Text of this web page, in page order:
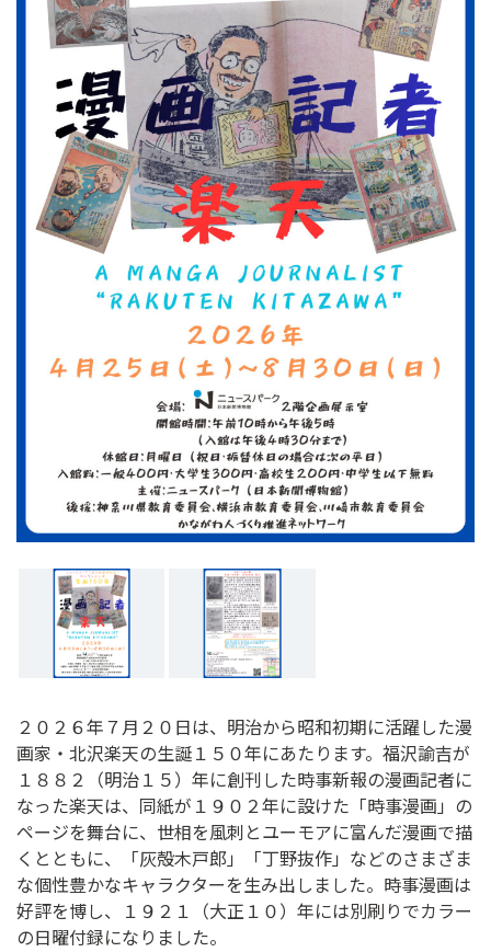
２０２６年７月２０日は、明治から昭和初期に活躍した漫
画家・北沢楽天の生誕１５０年にあたります。福沢諭吉が
１８８２（明治１５）年に創刊した時事新報の漫画記者に
なった楽天は、同紙が１９０２年に設けた「時事漫画」の
ページを舞台に、世相を風刺とユーモアに富んだ漫画で描
くとともに、「灰殻木戸郎」「丁野抜作」などのさまざま
な個性豊かなキャラクターを生み出しました。時事漫画は
好評を博し、１９２１（大正１０）年には別刷りでカラー
の日曜付録になりました。